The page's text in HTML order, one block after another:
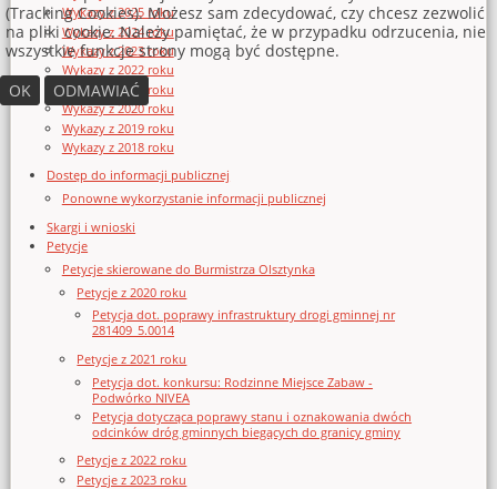
Wykazy z 2025 roku
Wykazy z 2024 roku
Wykazy z 2023 roku
Wykazy z 2022 roku
Wykazy z 2021 roku
Wykazy z 2020 roku
Wykazy z 2019 roku
Wykazy z 2018 roku
Dostęp do informacji publicznej
Ponowne wykorzystanie informacji publicznej
Skargi i wnioski
Petycje
Petycje skierowane do Burmistrza Olsztynka
Petycje z 2020 roku
Petycja dot. poprawy infrastruktury drogi gminnej nr
281409_5.0014
Petycje z 2021 roku
Petycja dot. konkursu: Rodzinne Miejsce Zabaw -
Podwórko NIVEA
Petycja dotycząca poprawy stanu i oznakowania dwóch
odcinków dróg gminnych biegących do granicy gminy
Petycje z 2022 roku
Petycje z 2023 roku
(Tracking Cookies). Możesz sam zdecydować, czy chcesz zezwolić
na pliki cookie. Należy pamiętać, że w przypadku odrzucenia, nie
wszystkie funkcje strony mogą być dostępne.
OK
ODMAWIAĆ